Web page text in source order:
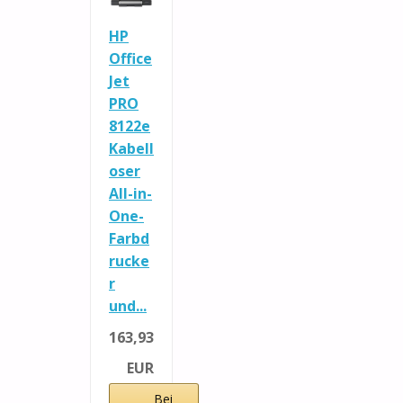
HP
Office
Jet
PRO
8122e
Kabell
oser
All-in-
One-
Farbd
rucke
r
und...
163,93
EUR
Bei